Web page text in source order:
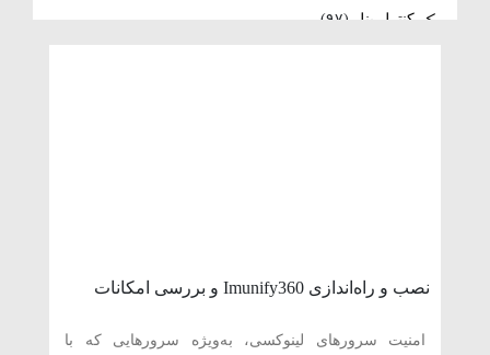
کنترل پنل (۹۷)
ویدئو آموزشی (۱۵) نصب و راه‌اندازی Imunify360 و بررسی امکانات
امنیتی آن در سی‌پنل
امنیت سرورهای لینوکسی، به‌ویژه سرورهایی که با